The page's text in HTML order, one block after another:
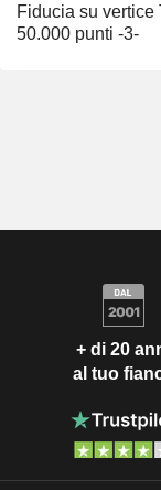
Fiducia su vertice
50.000 punti -3-
+ di 20
al tuo